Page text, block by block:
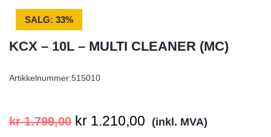
SALG: 33%
KCX – 10L – MULTI CLEANER (MC)
Artikkelnummer:515010
kr1.799,00 kr 1.210,00 (inkl. MVA)